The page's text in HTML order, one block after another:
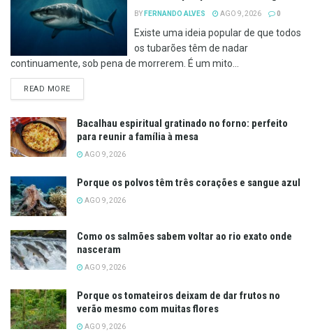
BY FERNANDO ALVES AGO 9, 2026 0
Existe uma ideia popular de que todos
os tubarões têm de nadar
continuamente, sob pena de morrerem. É um mito...
READ MOREDETAILS
Bacalhau espiritual gratinado no forno: perfeito
para reunir a família à mesa
AGO 9, 2026
Porque os polvos têm três corações e sangue azul
AGO 9, 2026
Como os salmões sabem voltar ao rio exato onde
nasceram
AGO 9, 2026
Porque os tomateiros deixam de dar frutos no
verão mesmo com muitas flores
AGO 9, 2026